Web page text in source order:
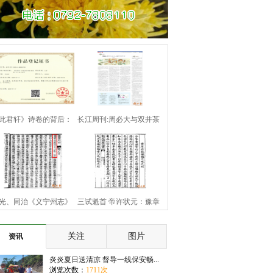
君轩》诗卷的背后：
向氏南迁分宁
长江周刊:周必大与双井茶
、同治《义宁州志》 三试魁首 帝许状元：豫章
资讯
关注 图片
炎炎夏日送清凉 督导一线保安畅...
浏览次数： 1711次